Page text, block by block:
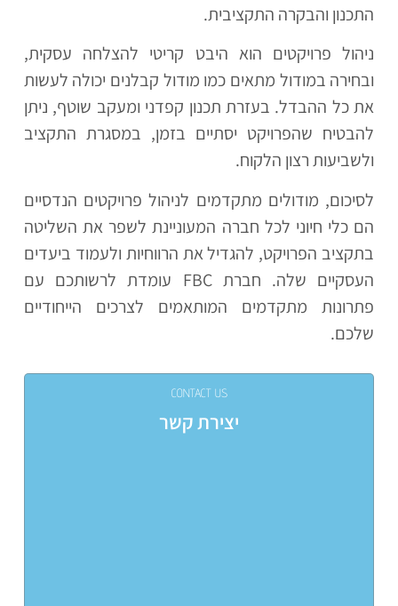
התכנון והבקרה התקציבית.
ניהול פרויקטים הוא היבט קריטי להצלחה עסקית,
ובחירה במודול מתאים כמו מודול קבלנים יכולה לעשות
את כל ההבדל. בעזרת תכנון קפדני ומעקב שוטף, ניתן
להבטיח שהפרויקט יסתיים בזמן, במסגרת התקציב
ולשביעות רצון הלקוח.
לסיכום, מודולים מתקדמים לניהול פרויקטים הנדסיים
הם כלי חיוני לכל חברה המעוניינת לשפר את השליטה
בתקציב הפרויקט, להגדיל את הרווחיות ולעמוד ביעדים
העסקיים שלה. חברת FBC עומדת לרשותכם עם
פתרונות מתקדמים המותאמים לצרכים הייחודיים
שלכם.
CONTACT US
יצירת קשר